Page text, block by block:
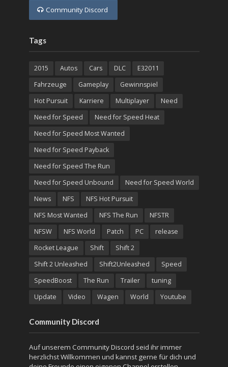
Community Discord
Tags
2015 Autos Cars DLC
E32011
Fahrzeuge
Gameplay
Gewinnspiel
Hot Pursuit
Karriere Multiplayer
Need
Need for Speed
Need for Speed Heat
Need for Speed Most Wanted
Need for Speed Payback
Need for Speed The Run
Need for Speed Unbound
Need for Speed World
News
NFS
NFS Hot Pursuit
NFS Most Wanted
NFS The Run
NFSTR
NFSW
NFS World Patch PC
release
Rocket League
Shift
Shift 2
Shift 2 Unleashed
Shift2Unleashed
Speed
SpeedBoost
The Run Trailer
tuning
Update
Video Wagen World Youtube
Community Discord
Auf unserem Community Discord seid ihr immer
herzlichst Willkommen und kannst gerne für dich und